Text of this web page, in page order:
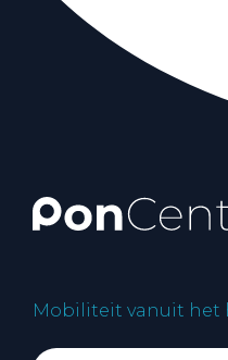
Mobiliteit vanuit het